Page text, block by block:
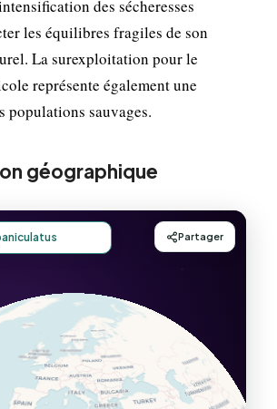
des sécheresses
les équilibres fragiles de son
La surexploitation pour le
représente également une
populations sauvages.
géographique